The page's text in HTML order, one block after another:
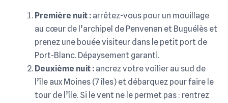
Première nuit : arrêtez-vous pour un mouillage
au cœur de l’archipel de Penvenan et Buguélès et
prenez une bouée visiteur dans le petit port de
Port-Blanc. Dépaysement garanti.
Deuxième nuit : ancrez votre voilier au sud de
l’île aux Moines (7 îles) et débarquez pour faire le
tour de l’île. Si le vent ne le permet pas : rentrez